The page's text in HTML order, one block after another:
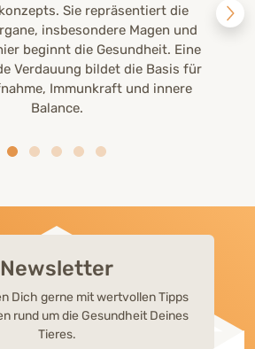
Sie repräsentiert die
insbesondere Magen und
beginnt die Gesundheit. Eine
Verdauung bildet die Basis für
Immunkraft und innere
Balance.
Newsletter
Dich gerne mit wertvollen Tipps
rund um die Gesundheit Deines
Tieres.